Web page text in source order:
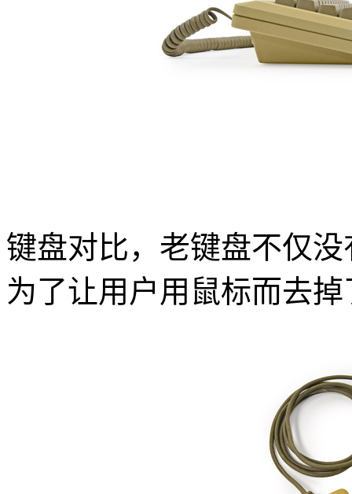
键盘对比，老键盘不仅
为了让用户用鼠标而去